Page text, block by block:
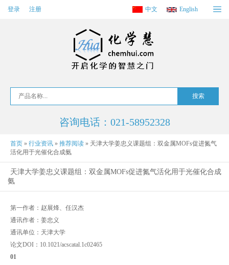
登录 注册 中文 English
咨询电话：021-58952328
首页 » 行业资讯 » 推荐阅读 » 天津大学姜忠义课题组：双金属MOFs促进氮气
活化用于光催化合成氨
天津大学姜忠义课题组：双金属MOFs促进氮气活化用于光催化合成
氨
第一作者：赵展烽、任汉杰
通讯作者：姜忠义
通讯单位：天津大学
论文DOI：10.1021/acscatal.1c02465
01